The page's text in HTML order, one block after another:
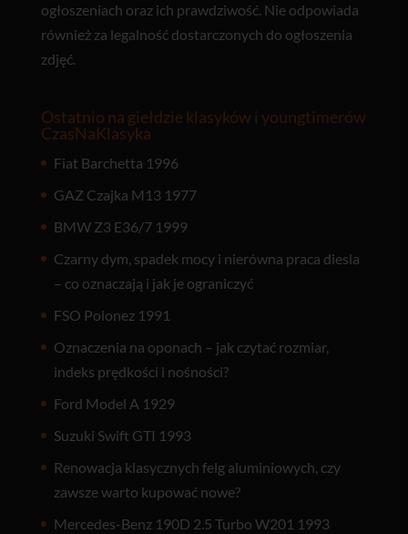
ogłoszeniach oraz ich prawdziwość. Nie odpowiada
również za legalność dostarczonych do ogłoszenia
zdjęć.
Ostatnio na giełdzie klasyków i youngtimerów
CzasNaKlasyka
Fiat Barchetta 1996
GAZ Czajka M13 1977
BMW Z3 E36/7 1999
Czarny dym, spadek mocy i nierówna praca diesla
– co oznaczają i jak je ograniczyć
FSO Polonez 1991
Oznaczenia na oponach – jak czytać rozmiar,
indeks prędkości i nośności?
Ford Model A 1929
Suzuki Swift GTI 1993
Renowacja klasycznych felg aluminiowych, czy
zawsze warto kupować nowe?
Mercedes-Benz 190D 2.5 Turbo W201 1993